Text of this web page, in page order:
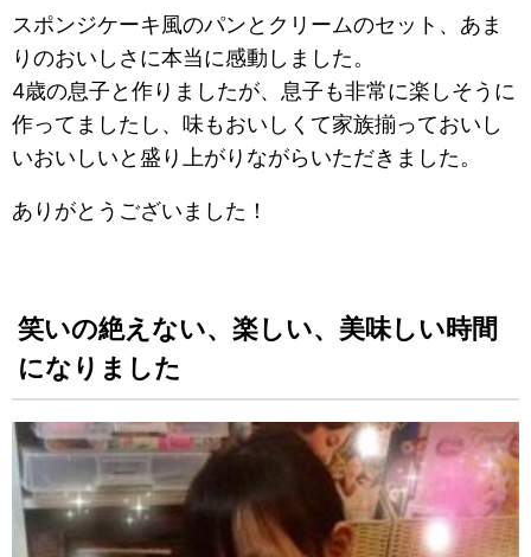
スポンジケーキ風のパンとクリームのセット、あま
りのおいしさに本当に感動しました。
4歳の息子と作りましたが、息子も非常に楽しそうに
作ってましたし、味もおいしくて家族揃っておいし
いおいしいと盛り上がりながらいただきました。
ありがとうございました！
笑いの絶えない、楽しい、美味しい時間
になりました